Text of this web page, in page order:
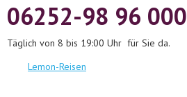
06252-98 96 000
Täglich von 8 bis 19:00 Uhr für Sie da.
Lemon-Reisen